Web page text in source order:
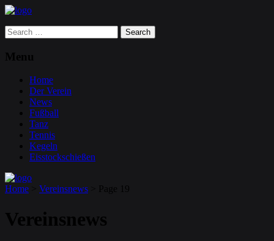
Search
for:
Menu
Home
Der Verein
News
Fußball
Tanz
Tennis
Kegeln
Eisstockschießen
Home Vereinsnews Page 19
Vereinsnews